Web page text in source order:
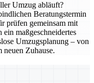
Umzug abläuft?
Beratungstermin
prüfen gemeinsam mit
maßgeschneidertes
Umzugsplanung – von
Zuhause.